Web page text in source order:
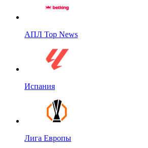
АПЛ Top News
Испания
Лига Европы